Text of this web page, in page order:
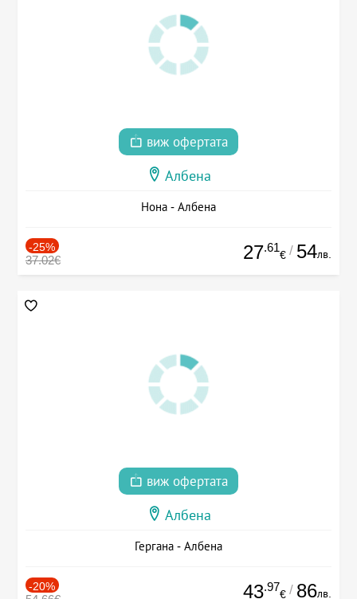
виж офертата
Албена
Нона - Албена
-25%
37.02€ 27.61
€ / 54лв.
виж офертата
Албена
Гергана - Албена
-20% 43.97
€ / 86лв.